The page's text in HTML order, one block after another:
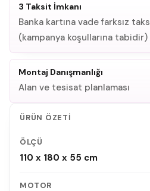
3 Taksit İmkanı
Banka kartına vade farksız
(kampanya koşullarına tabidir)
Montaj Danışmanlığı
Alan ve tesisat planlaması
ÜRÜN ÖZETI
ÖLÇÜ
110 x 180 x 55 cm
MOTOR